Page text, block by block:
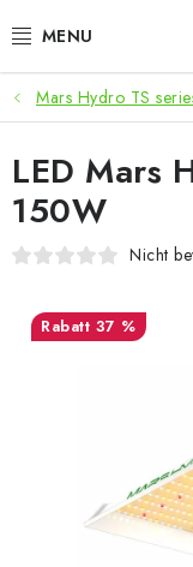
Inhalt
ANGEBOTE
LED
ANBAUBEDARF FÜR
Geschäftsbewertung
Mars Hydro TS
LED Mars
150W
Nicht
37 %